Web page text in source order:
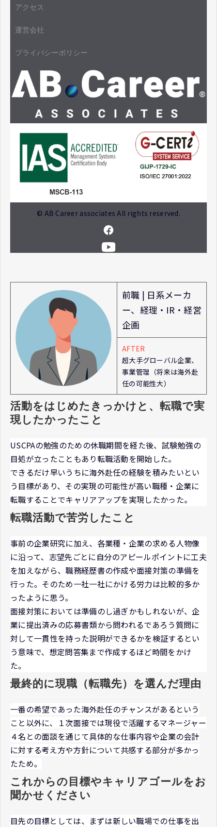
アクセス
運営会社
プライバシーポリシー
© AB Career associates All rights reserved.
前職 | 日系メーカ
ー、経理・IR・経営
企画
AFTER
超大手グローバル企業、
事業管理（将来は海外赴
任の可能性大）
活動をはじめたきっかけと、転職で実
現したかったこと
USCPAの勉強のための休職期間を経た後、試験勉強の
目処が立ったこともあり転職活動を開始した。
できるだけ早いうちに海外赴任の経験を積みたいとい
う目標があり、その実現の可能性が高い職種・企業に
転職することでキャリアアップを実現したかった。
転職活動で苦労したこと
事前の企業研究に加え、各業種・企業の求める人物像
に沿って、志望先ごとに自分のアピールポイントに工夫
を加えながら、職務経歴書の作成や面接対策の準備を
行った。そのため一社一社にかける労力は比較的多か
ったように思う。
面接対策においては準備のし過ぎかもしれないが、企
業に提出済みの応募書類から問われるであろう質問に
対して一貫性を持った説明ができるかを検証するとい
う意味で、想定問答集まで作成するほど時間をかけ
た。
最終的に現職（転職先）を選んだ理由
一番の希望であった海外赴任のチャンスがあるという
こと以外に、１次面接では現役で活躍するマネージャー
４名との面談を通じて具体的な仕事内容や企業の会計
に対する考え方や方針について共感する部分が多かっ
たため。
これからの目標やキャリアゴールをお
聞かせください
目先の目標としては、まずは新しい職場での仕事を出